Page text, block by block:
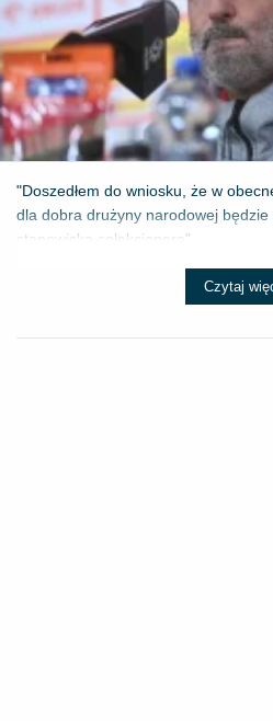
"Doszedłem do wniosku, że w
dla dobra drużyny narodowej
stanowiska selekcjonera" - ...
Czytaj